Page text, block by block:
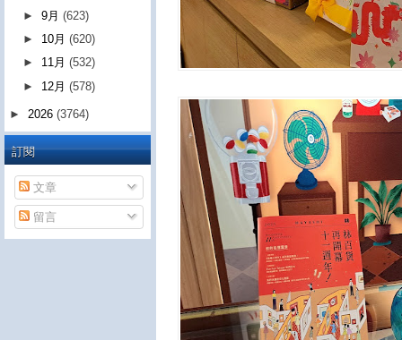
►9月(623)
► 10月(620)
► 11月(532)
► 12月(578)
► 2026 (3764)
訂閱
文章
留言